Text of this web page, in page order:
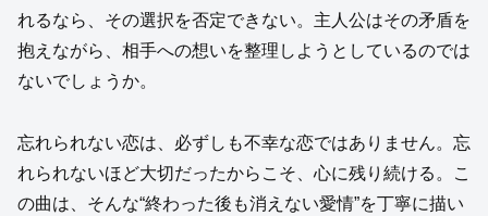
れるなら、その選択を否定できない。主人公はその矛盾を
抱えながら、相手への想いを整理しようとしているのでは
ないでしょうか。
忘れられない恋は、必ずしも不幸な恋ではありません。忘
れられないほど大切だったからこそ、心に残り続ける。こ
の曲は、そんな“終わった後も消えない愛情”を丁寧に描い